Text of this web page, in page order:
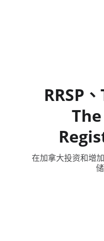
RRSP
在加拿大投资和增